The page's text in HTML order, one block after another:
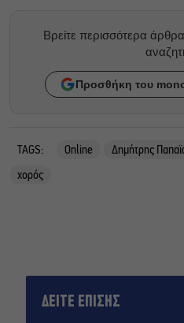
Βρείτε περισσότερα
Προσθήκη του
TAGS: Online Δημήτρης
χορός
ΔΕΙΤΕ ΕΠΙΣΗΣ